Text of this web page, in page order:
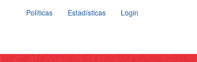
Políticas Estadísticas Login